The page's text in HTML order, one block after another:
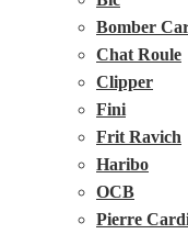
Bomber
Chat Roule
Clipper
Fini
Frit Ravich
Haribo
OCB
Pierre